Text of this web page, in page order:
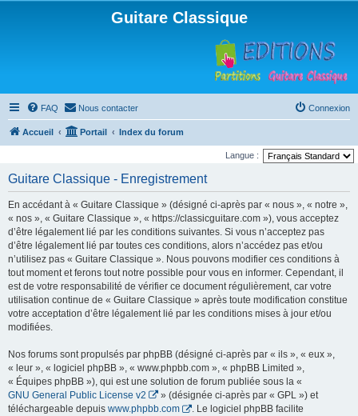
Guitare Classique
FAQ Nous contacter Connexion
Accueil Portail Index du forum
Langue :
Guitare Classique - Enregistrement
En accédant à « Guitare Classique » (désigné ci-après par « nous », « notre »,
« nos », « Guitare Classique », « https://classicguitare.com »), vous acceptez
d’être légalement lié par les conditions suivantes. Si vous n’acceptez pas
d’être légalement lié par toutes ces conditions, alors n’accédez pas et/ou
n’utilisez pas « Guitare Classique ». Nous pouvons modifier ces conditions à
tout moment et ferons tout notre possible pour vous en informer. Cependant, il
est de votre responsabilité de vérifier ce document régulièrement, car votre
utilisation continue de « Guitare Classique » après toute modification constitue
votre acceptation d’être légalement lié par les conditions mises à jour et/ou
modifiées.
Nos forums sont propulsés par phpBB (désigné ci-après par « ils », « eux »,
« leur », « logiciel phpBB », « www.phpbb.com », « phpBB Limited »,
« Équipes phpBB »), qui est une solution de forum publiée sous la «
GNU General Public License v2
» (désignée ci-après par « GPL ») et
téléchargeable depuis www.phpbb.com
. Le logiciel phpBB facilite